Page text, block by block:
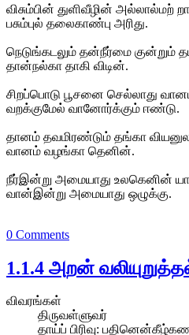
விசும்பின் துளிவீழின் அல்லால்மற்
பசும்புல் தலைகாண்பு அரிது.
நெடுங்கடலும் தன்நீர்மை குன்றும்
தான்நல்கா தாகி விடின்.
சிறப்பொடு பூசனை செல்லாது
வறக்குமேல் வானோர்க்கும் ஈண்டு.
தானம் தவமிரண்டும் தங்கா
வானம் வழங்கா தெனின்.
நீர்இன்று அமையாது உலகெனின்
வான்இன்று அமையாது ஒழுக்கு.
0 Comments
1.1.4 அறன்
விவரங்கள்
திருவள்ளுவர்
தாய்ப் பிரிவு: